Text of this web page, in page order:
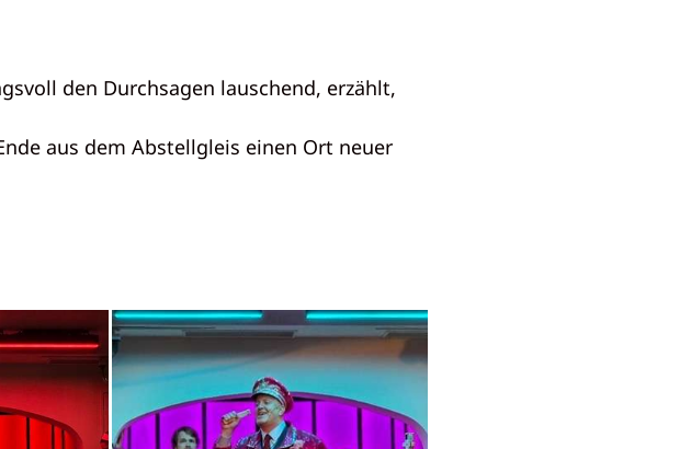
den Durchsagen lauschend, erzählt,
aus dem Abstellgleis einen Ort neuer